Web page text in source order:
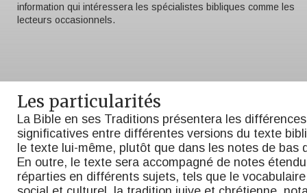
information qui intéressera les spécialistes bibliques comme les
lecteurs occasionnels.
Les particularités
La Bible en ses Traditions présentera les différences
significatives entre différentes versions du texte
le texte lui-même, plutôt que dans les notes de bas
En outre, le texte sera accompagné de notes
réparties en différents sujets, tels que le